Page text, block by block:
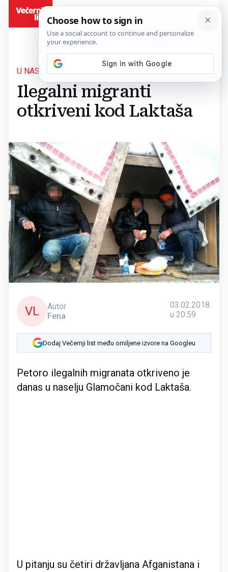
U NASELJU GLAMOČANI
Ilegalni migranti
otkriveni kod Laktaša
VL
Autor
Fena
03.02.2018.
u 20:59
Dodaj Večernji list među omiljene izvore na Googleu
Petoro ilegalnih migranata otkriveno je
danas u naselju Glamočani kod Laktaša.
U pitanju su četiri državljana Afganistana i